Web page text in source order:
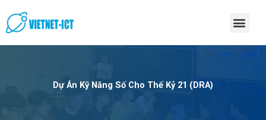
to
content
Dự Án Kỹ Năng Số Cho Thế Kỷ 21 (DRA)